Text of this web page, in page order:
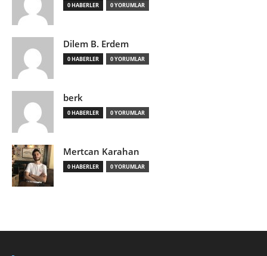
0 HABERLER 0 YORUMLAR
Dilem B. Erdem
0 HABERLER 0 YORUMLAR
berk
0 HABERLER 0 YORUMLAR
Mertcan Karahan
0 HABERLER 0 YORUMLAR